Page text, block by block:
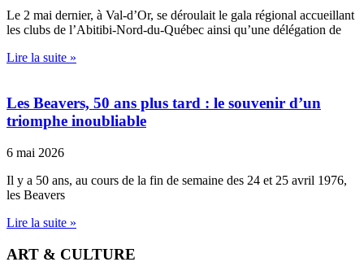
Le 2 mai dernier, à Val-d’Or, se déroulait le gala régional accueillant
les clubs de l’Abitibi-Nord-du-Québec ainsi qu’une délégation de
Lire la suite »
Les Beavers, 50 ans plus tard : le souvenir d’un
triomphe inoubliable
6 mai 2026
Il y a 50 ans, au cours de la fin de semaine des 24 et 25 avril 1976,
les Beavers
Lire la suite »
ART & CULTURE